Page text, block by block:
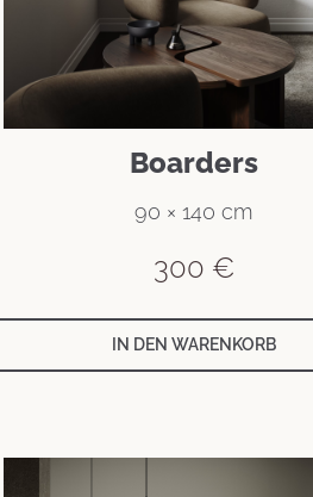
Boarders
90 × 140 cm
300 €
IN DEN WARENKORB